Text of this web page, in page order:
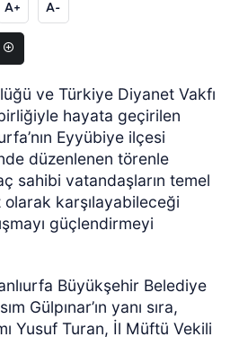
A+ A-
ve Türkiye Diyanet Vakfı
hayata geçirilen
Eyyübiye ilçesi
düzenlenen törenle
sahibi vatandaşların temel
olarak karşılayabileceği
güçlendirmeyi
Büyükşehir Belediye
Gülpınar’ın yanı sıra,
Yusuf Turan, İl Müftü Vekili